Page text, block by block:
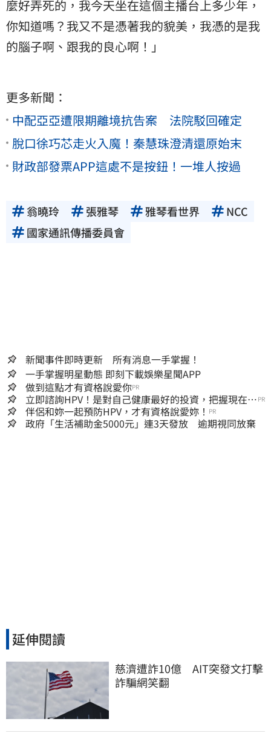
麼好弄死的，我今天坐在這個主播台上多少年，
你知道嗎？我又不是憑著我的貌美，我憑的是我
的腦子啊、跟我的良心啊！」
更多新聞：
中配亞亞遭限期離境抗告案 法院駁回確定
脫口徐巧芯走火入魔！秦慧珠澄清還原始末
財政部發票APP這處不是按鈕！一堆人按過
翁曉玲 張雅琴 雅琴看世界
NCC
國家通訊傳播委員會
新聞事件即時更新 所有消息一手掌握！
一手掌握明星動態 即刻下載娛樂星聞APP
做到這點才有資格說愛你PR
立即諮詢HPV！是對自己健康最好的投資，把握現在不
嫌晚！
PR
伴侶和妳一起預防HPV，才有資格說愛妳！ PR
政府「生活補助金5000元」連3天發放 逾期視同放棄
延伸閱讀
慈濟遭詐10億　AIT突發文打擊
詐騙網笑翻